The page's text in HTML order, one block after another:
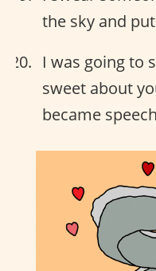
the sky and
I was going to
sweet about
became